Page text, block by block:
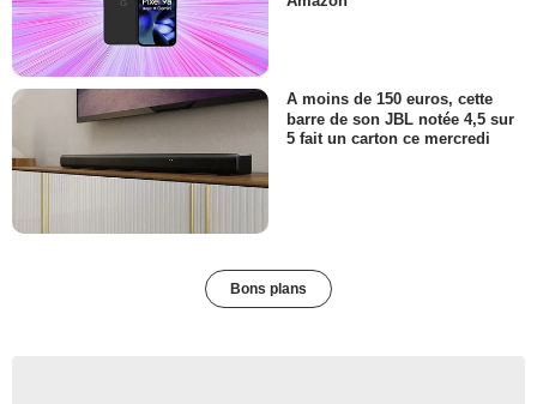
A moins de 150 euros, cette
barre de son JBL notée 4,5 sur
5 fait un carton ce mercredi
Bons plans